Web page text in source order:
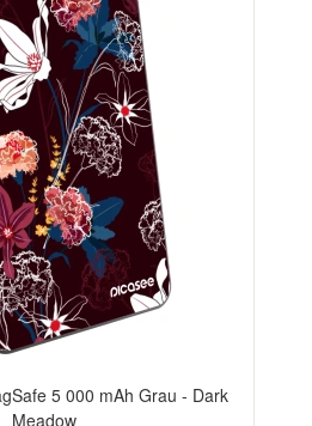
5 000 mAh Grau - Dark
Meadow